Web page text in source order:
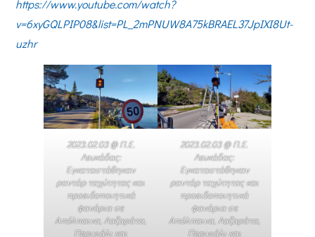
https://www.youtube.com/watch?
v=6xyGQLPIP08&list=PL_2mPNUW8A75kBRAEL37JpIXI8Ut-
uzhr
2023.02.03 @ Π.Ε.
Λευκάδας:
Εγκαταστάθηκαν
ραντάρ ταχύτητας και
προειδοποιητικά
φανάρια σε
Απόλπαινα, Λαζαράτα,
Περιγιάλι και
2023.02.03 @ Π.Ε.
Λευκάδας:
Εγκαταστάθηκαν
ραντάρ ταχύτητας και
προειδοποιητικά
φανάρια σε
Απόλπαινα, Λαζαράτα,
Περιγιάλι και